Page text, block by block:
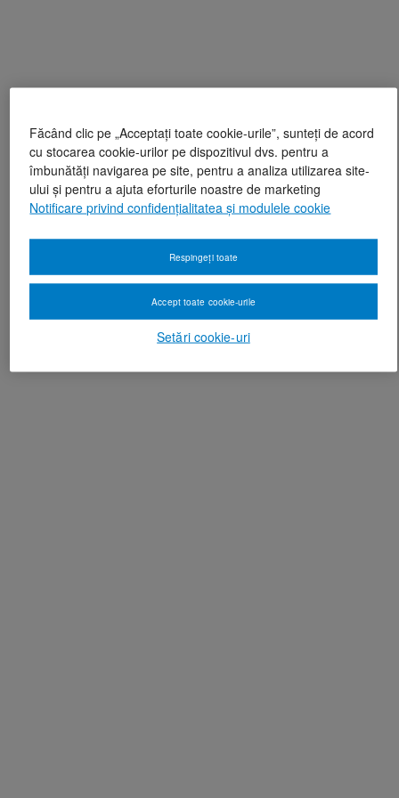
Făcând clic pe „Acceptați toate cookie-urile”, sunteți de acord
cu stocarea cookie-urilor pe dispozitivul dvs. pentru a
îmbunătăți navigarea pe site, pentru a analiza utilizarea site-
ului și pentru a ajuta eforturile noastre de marketing
Notificare privind confidențialitatea și modulele cookie
Setări cookie-uri
Respingeți toate
Accept toate cookie-urile